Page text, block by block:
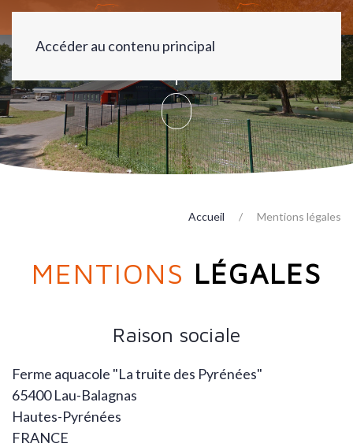
Accéder au contenu principal
Accueil Mentions légales
MENTIONS LÉGALES
Raison sociale
Ferme aquacole "La truite des Pyrénées"
65400 Lau-Balagnas
Hautes-Pyrénées
FRANCE